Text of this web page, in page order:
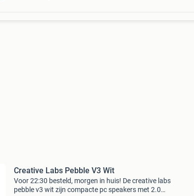
Creative Labs Pebble V3 Wit
Voor 22:30 besteld, morgen in huis! De creative labs
pebble v3 wit zijn compacte pc speakers met 2.0